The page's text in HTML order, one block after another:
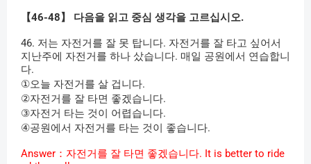
【46-48】 다음을 읽고 중심 생각을 고르십시오.
46. 저는 자전거를 잘 못 탑니다. 자전거를 잘 타고 싶어서
지난주에 자전거를 하나 샀습니다. 매일 공원에서 연습합니
다.
①오늘 자전거를 살 겁니다.
②자전거를 잘 타면 좋겠습니다.
③자전거 타는 것이 어렵습니다.
④공원에서 자전거를 타는 것이 좋습니다.
Answer ：자전거를 잘 타면 좋겠습니다. It is better to ride